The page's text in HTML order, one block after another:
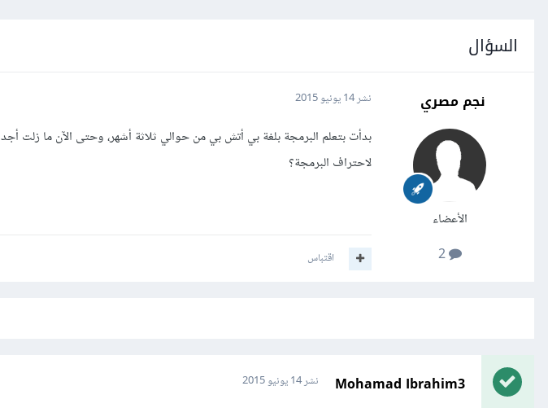
السؤال
نجم مصري
الأعضاء
2
نشر14 يونيو 2015
بدأت بتعلم البرمجة بلغة بي أتش بي من حوالي ثلاثة أشهر، وحتى الآن ما زلت
لاحتراف البرمجة؟
اقتباس
Mohamad Ibrahim3 نشر14 يونيو 2015